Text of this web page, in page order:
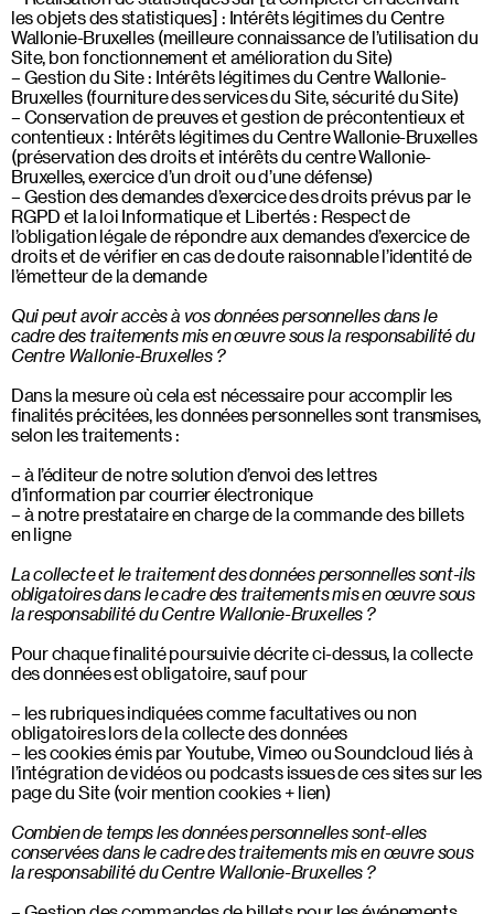
les objets des statistiques] : Intérêts légitimes du Centre
Wallonie-Bruxelles (meilleure connaissance de l’utilisation du
Site, bon fonctionnement et amélioration du Site)
Gestion du Site : Intérêts légitimes du Centre Wallonie-
Bruxelles (fourniture des services du Site, sécurité du Site)
Conservation de preuves et gestion de précontentieux et
contentieux : Intérêts légitimes du Centre Wallonie-Bruxelles
(préservation des droits et intérêts du centre Wallonie-
Bruxelles, exercice d’un droit ou d’une défense)
Gestion des demandes d’exercice des droits prévus par le
RGPD et la loi Informatique et Libertés : Respect de
l’obligation légale de répondre aux demandes d’exercice de
droits et de vérifier en cas de doute raisonnable l’identité de
l’émetteur de la demande
Qui peut avoir accès à vos données personnelles dans le
cadre des traitements mis en œuvre sous la responsabilité du
Centre Wallonie-Bruxelles ?
Dans la mesure où cela est nécessaire pour accomplir les
finalités précitées, les données personnelles sont transmises,
selon les traitements :
à l’éditeur de notre solution d’envoi des lettres
d’information par courrier électronique
à notre prestataire en charge de la commande des billets
en ligne
La collecte et le traitement des données personnelles sont-ils
obligatoires dans le cadre des traitements mis en œuvre sous
la responsabilité du Centre Wallonie-Bruxelles ?
Pour chaque finalité poursuivie décrite ci-dessus, la collecte
des données est obligatoire, sauf pour
les rubriques indiquées comme facultatives ou non
obligatoires lors de la collecte des données
les cookies émis par Youtube, Vimeo ou Soundcloud liés à
l’intégration de vidéos ou podcasts issues de ces sites sur les
page du Site (voir mention cookies + lien)
Combien de temps les données personnelles sont-elles
conservées dans le cadre des traitements mis en œuvre sous
la responsabilité du Centre Wallonie-Bruxelles ?